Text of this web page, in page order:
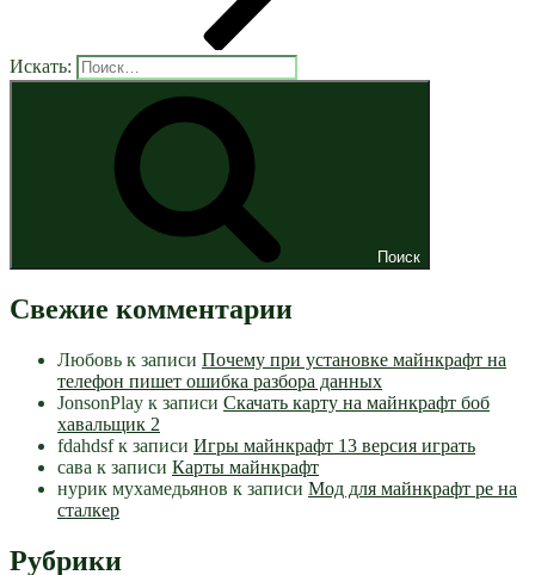
Искать:
Поиск
Свежие комментарии
Любовь к записи Почему при установке майнкрафт на
телефон пишет ошибка разбора данных
JonsonPlay к записи Скачать карту на майнкрафт боб
хавальщик 2
fdahdsfк записи Игры майнкрафт 13 версия играть
сава к записи Карты майнкрафт
нурик мухамедьянов к записи Мод для майнкрафт pe на
сталкер
Рубрики